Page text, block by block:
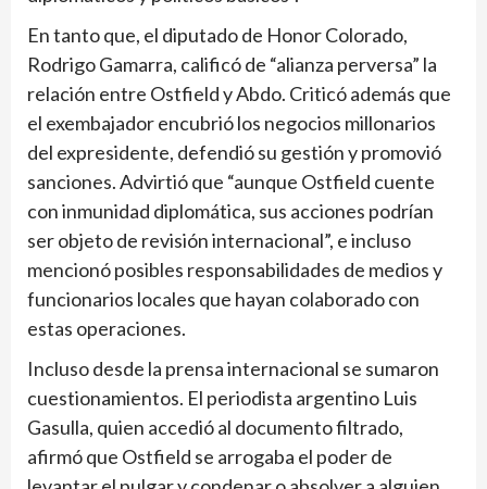
En tanto que, el diputado de Honor Colorado,
Rodrigo Gamarra, calificó de “alianza perversa” la
relación entre Ostfield y Abdo. Criticó además que
el exembajador encubrió los negocios millonarios
del expresidente, defendió su gestión y promovió
sanciones. Advirtió que “aunque Ostfield cuente
con inmunidad diplomática, sus acciones podrían
ser objeto de revisión internacional”, e incluso
mencionó posibles responsabilidades de medios y
funcionarios locales que hayan colaborado con
estas operaciones.
Incluso desde la prensa internacional se sumaron
cuestionamientos. El periodista argentino Luis
Gasulla, quien accedió al documento filtrado,
afirmó que Ostfield se arrogaba el poder de